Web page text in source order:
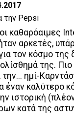
καθαρόαιμες
αρκετές,
τον κόσμο της
της.
ημί-
καλύτερο
ιστορική
κατά της